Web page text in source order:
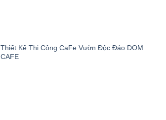
Thiết Kế Thi Công CaFe Vườn Độc Đáo DOM
CAFE